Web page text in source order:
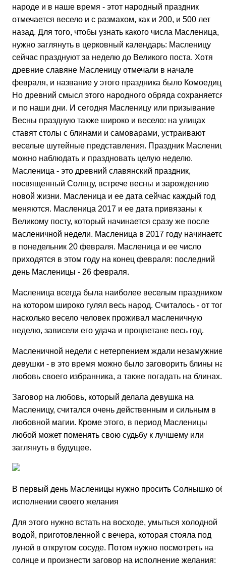
народе и в наше время - этот народный праздник
отмечается весело и с размахом, как и 200, и 500 лет
назад. Для того, чтобы узнать какого числа Масленица,
нужно заглянуть в церковный календарь: Масленицу
сейчас празднуют за неделю до Великого поста. Хотя
древние славяне Масленицу отмечали в начале
февраля, и название у этого праздника было
Но древний смысл этого народного обряда сохраняется
и по наши дни. И сегодня Масленицу или призывание
Весны праздную также широко и весело: на улицах
ставят столы с блинами и самоварами, устраивают
веселые шутейные представления. Праздник
можно наблюдать и праздновать целую неделю.
Масленица - это древний славянский праздник,
посвященный Солнцу, встрече весны и зарождению
новой жизни. Масленица и ее дата сейчас каждый год
меняются. Масленица 2017 и ее дата привязаны к
Великому посту, который начинается сразу же после
масленичной недели. Масленица в 2017 году
в понедельник 20 февраля. Масленица и ее число
приходятся в этом году на конец февраля: последний
день Масленицы - 26 февраля.
Масленица всегда была наиболее веселым праздником,
на котором широко гулял весь народ. Считалось - от
насколько весело человек проживал масленичную
неделю, зависели его удача и процветане весь год.
Масленичной недели с нетерпением ждали незамужние
девушки - в это время можно было заговорить блины на
любовь своего избранника, а также погадать на блинах.
Заговор на любовь, который делала девушка на
Масленицу, считался очень действенным и сильным в
любовной магии. Кроме этого, в период Масленицы
любой может поменять свою судьбу к лучшему или
заглянуть в будущее.
В первый день Масленицы нужно просить Солнышко об
исполнении своего желания
Для этого нужно встать на восходе, умыться холодной
водой, приготовленной с вечера, которая стояла под
луной в открутом сосуде. Потом нужно посмотреть на
солнце и произнести заговор на исполнение желания: